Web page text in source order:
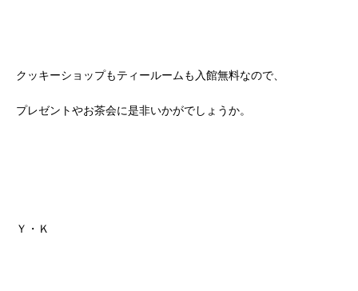
クッキーショップもティールームも入館無料なので、
プレゼントやお茶会に是非いかがでしょうか。
Ｙ・Ｋ